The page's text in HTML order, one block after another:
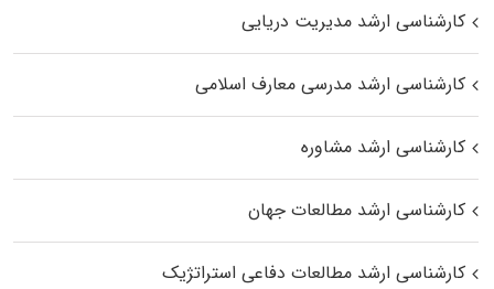
کارشناسی ارشد مدیریت دریایی
کارشناسی ارشد مدرسی معارف اسلامی
کارشناسی ارشد مشاوره
کارشناسی ارشد مطالعات جهان
کارشناسی ارشد مطالعات دفاعی استراتژیک